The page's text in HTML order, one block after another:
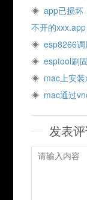
app已损坏
不开的
esp8266
esptool刷
mac上安
mac通过
发表